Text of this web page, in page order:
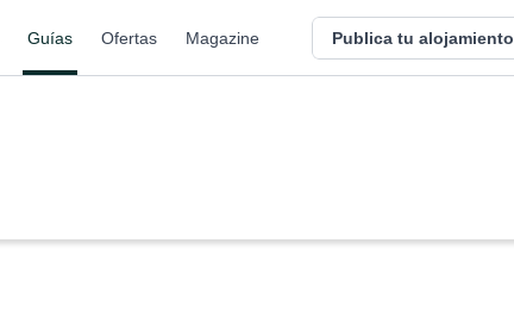
Guías Ofertas Magazine Publica tu alojamiento